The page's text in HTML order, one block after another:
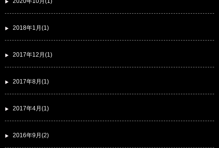
2018年1月(1)
2017年12月(1)
2017年8月(1)
2017年4月(1)
2016年9月(2)